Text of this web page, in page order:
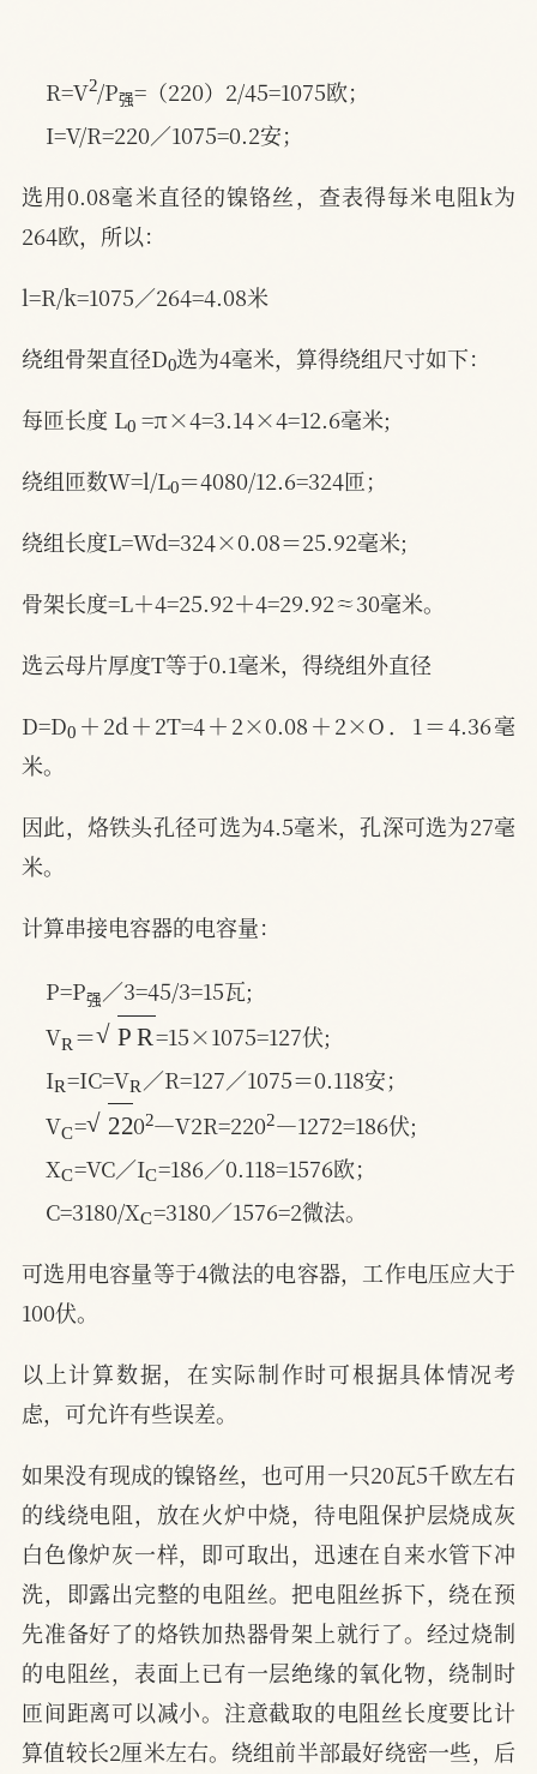
R=V2/P强=（220）2/45=1075欧；
I=V/R=220／1075=0.2安；
选用0.08毫米直径的镍铬丝，查表得每米电阻k为
264欧，所以：
l=R/k=1075／264=4.08米
绕组骨架直径D 0选为4毫米，算得绕组尺寸如下：
每匝长度 L =π×4=3.14×4=12.6毫米;
绕组匝数W=l/L ＝4080/12.6=324匝；
绕组长度L=Wd=324×0.08＝25.92毫米;
骨架长度=L＋4=25.92＋4=29.92≈30毫米。
选云母片厚度T等于0.1毫米，得绕组外直径
D=D ＋2d＋2T=4＋2×0.08＋2×O．1＝4.36毫
米。
因此，烙铁头孔径可选为4.5毫米，孔深可选为27毫
米。
计算串接电容器的电容量：
P=P强 ／3=45/3=15瓦;
V ＝P R
=15×1075=127伏;
I R=IC=V ／R=127／1075＝0.118安；
V = 22 02—V2R=2202—1272=186伏;
XC=VC／I =186／0.118=1576欧；
C=3180/X C=3180／1576=2微法。
可选用电容量等于4微法的电容器，工作电压应大于
100伏。
以上计算数据，在实际制作时可根据具体情况考
虑，可允许有些误差。
如果没有现成的镍铬丝，也可用一只20瓦5千欧左右
的线绕电阻，放在火炉中烧，待电阻保护层烧成灰
白色像炉灰一样，即可取出，迅速在自来水管下冲
洗，即露出完整的电阻丝。把电阻丝拆下，绕在预
先准备好了的烙铁加热器骨架上就行了。经过烧制
的电阻丝，表面上已有一层绝缘的氧化物，绕制时
匝间距离可以减小。注意截取的电阻丝长度要比计
算值较长2厘米左右。绕组前半部最好绕密一些，后